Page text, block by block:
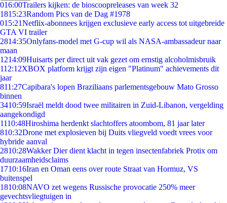
016:00Trailers kijken: de bioscoopreleases van week 32
1815:23Random Pics van de Dag #1978
015:21Netflix-abonnees krijgen exclusieve early access tot uitgebreide
GTA VI trailer
2814:35Onlyfans-model met G-cup wil als NASA-ambassadeur naar
maan
1214:09Huisarts per direct uit vak gezet om ernstig alcoholmisbruik
112:12XBOX platform krijgt zijn eigen "Platinum" achievements dit
jaar
811:27Capibara's lopen Braziliaans parlementsgebouw Mato Grosso
binnen
3410:59Israël meldt dood twee militairen in Zuid-Libanon, vergelding
aangekondigd
1110:48Hiroshima herdenkt slachtoffers atoombom, 81 jaar later
810:32Drone met explosieven bij Duits vliegveld voedt vrees voor
hybride aanval
2810:28Wakker Dier dient klacht in tegen insectenfabriek Protix om
duurzaamheidsclaims
1710:16Iran en Oman eens over route Straat van Hormuz, VS
buitenspel
1810:08NAVO zet wegens Russische provocatie 250% meer
gevechtsvliegtuigen in